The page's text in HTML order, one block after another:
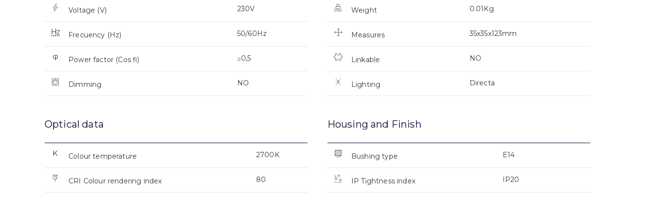
Voltage (V) 230V
Frecuency (Hz) 50/60Hz
Power factor (Cos fi) ≥0,5
Dimming NO
Weight 0.01Kg
Measures 35x35x123mm
Linkable NO
Lighting Directa
Optical data
Colour temperature 2700K
CRI Colour rendering index 80
Housing and Finish
Bushing type E14
IP Tightness index IP20